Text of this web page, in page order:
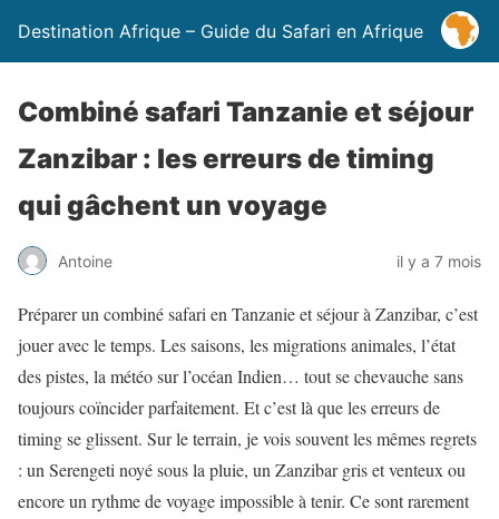
Destination Afrique – Guide du Safari en Afrique
Combiné safari Tanzanie et séjour
Zanzibar : les erreurs de timing
qui gâchent un voyage
Antoine il y a 7 mois
Préparer un combiné safari en Tanzanie et séjour à Zanzibar, c’est
jouer avec le temps. Les saisons, les migrations animales, l’état
des pistes, la météo sur l’océan Indien… tout se chevauche sans
toujours coïncider parfaitement. Et c’est là que les erreurs de
timing se glissent. Sur le terrain, je vois souvent les mêmes regrets
: un Serengeti noyé sous la pluie, un Zanzibar gris et venteux ou
encore un rythme de voyage impossible à tenir. Ce sont rarement